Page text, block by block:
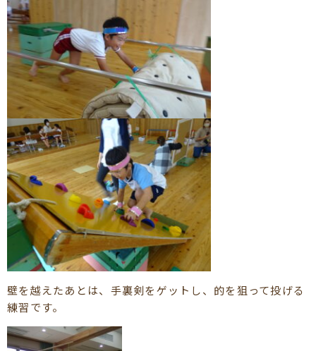
壁を越えたあとは、手裏剣をゲットし、的を狙って投げる
練習です。